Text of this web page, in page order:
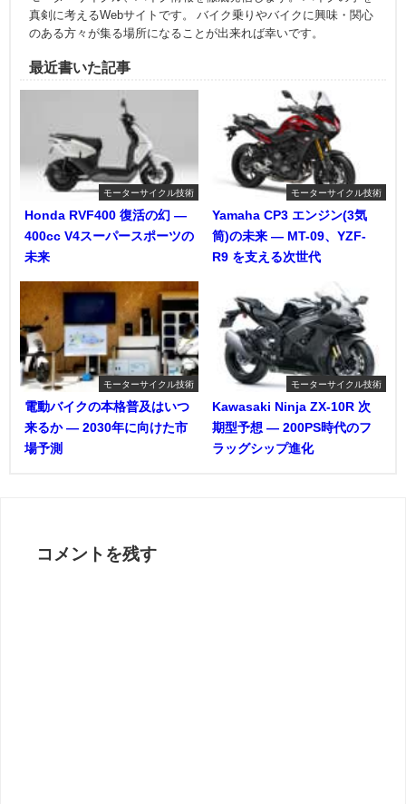
真剣に考えるWebサイトです。 バイク乗りやバイクに興味・関心
のある方々が集る場所になることが出来れば幸いです。
最近書いた記事
モーターサイクル技術
Honda RVF400 復活の幻 ―
400cc V4スーパースポーツの
未来
モーターサイクル技術
Yamaha CP3 エンジン(3気
筒)の未来 ― MT-09、YZF-
R9 を支える次世代
モーターサイクル技術
電動バイクの本格普及はいつ
来るか ― 2030年に向けた市
場予測
モーターサイクル技術
Kawasaki Ninja ZX-10R 次
期型予想 ― 200PS時代のフ
ラッグシップ進化
コメントを残す